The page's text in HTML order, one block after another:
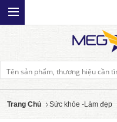
Trang Chủ Sức khỏe -Làm đẹp